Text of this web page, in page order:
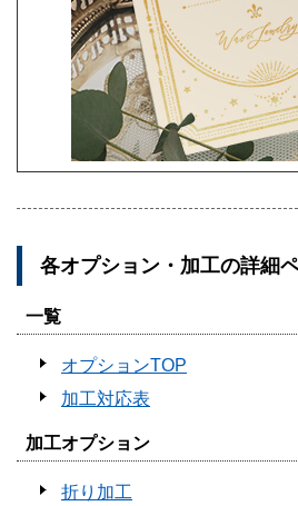
各オプション・加工の詳細
一覧
オプションTOP
加工対応表
加工オプション
折り加工